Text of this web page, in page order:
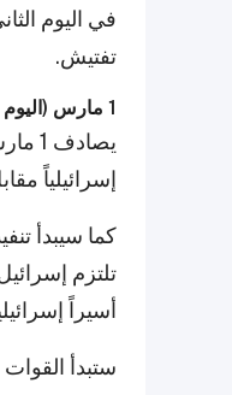
في اليوم
تفتيش.
1 مارس (اليوم الثاني والأربعون)
إسرائيلياً مقابل 100 أسير
أسيراً
ستبدأ